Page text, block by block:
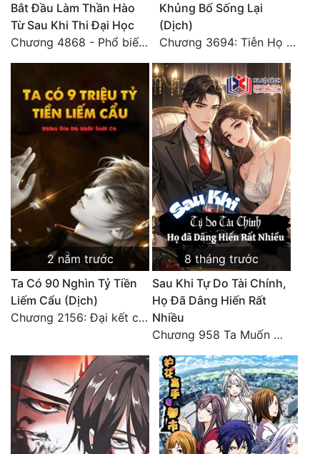
Trọng Sinh
Tu Chân
Tội Phạm
Võ Hiệp
Võng Du
Xuyên Không
Xuyên Nhanh
Xuyên Sách
Xuyên Thư
Đô Thị
Đông Phương
Đông Phương Huyền Huyễn
Đồng Nhân
Bắt Đầu Làm Thần Hào
Từ Sau Khi Thi Đại Học
Chương 4868 - Phổ biến Hạ Quốc tệ!
Khủng Bố Sống Lại
(Dịch)
Chương 3694: Tiễn Họ Đoạn Đường Cuối - Hoàn
2 năm trước
Ta Có 90 Nghìn Tỷ Tiền
Liếm Cẩu (Dịch)
Chương 2156: Đại kết cục!!!
8 tháng trước
Sau Khi Tự Do Tài Chính,
Họ Đã Dâng Hiến Rất
Nhiều
Chương 958 Ta Muốn Cùng Các Cô Vĩnh Viễn Ở Bên Nhau (2) Hết